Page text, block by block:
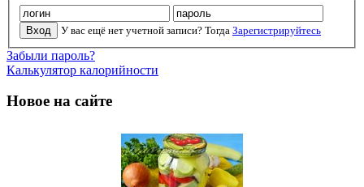
У вас ещё нет учетной записи? Тогда Зарегистрируйтесь
Забыли пароль?
Калькулятор калорийности
Новое на сайте